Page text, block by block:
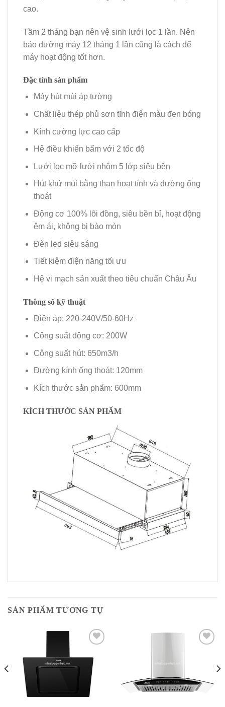
cao.
Tầm 2 tháng bạn nên vệ sinh lưới lọc 1 lần. Nên
bảo dưỡng máy 12 tháng 1 lần cũng là cách để
máy hoạt động tốt hơn.
Đặc tính sản phẩm
Máy hút mùi áp tường
Chất liệu thép phủ sơn tĩnh điện màu đen bóng
Kính cường lực cao cấp
Hệ điều khiển bấm với 2 tốc độ
Lưới lọc mỡ lưới nhôm 5 lớp siêu bền
Hút khử mùi bằng than hoạt tính và đường ống
thoát
Động cơ 100% lõi đồng, siêu bền bỉ, hoạt động
êm ái, không bị bào mòn
Đèn led siêu sáng
Tiết kiệm điện năng tối ưu
Hệ vi mạch sản xuất theo tiêu chuẩn Châu Âu
Thông số kỹ thuật
Điện áp: 220-240V/50-60Hz
Công suất động cơ: 200W
Công suất hút: 650m3/h
Đường kính ống thoát: 120mm
Kích thước sản phẩm: 600mm
KÍCH THƯỚC SẢN PHẨM
SẢN PHẨM TƯƠNG TỰ
Wishlist